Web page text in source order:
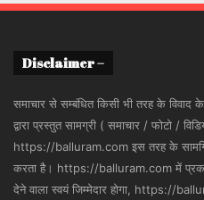
Disclaimer –
समाचार से सम्बंधित किसी भी तरह के विवाद
द्वारा प्रस्तुत सामग्री ( समाचार / फोटो /
https://balluram.com इस तरह के
करता है। https://balluram.com में
देने वाला स्वयं जिम्मेदार होगा, https://